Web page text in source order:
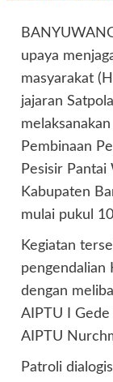
upaya
masyarakat
jajaran
Pembinaan
Pesisir
Kabupaten
mulai pukul
Kegiatan
pengendalian
dengan
AIPTU I Gede
AIPTU
Patroli